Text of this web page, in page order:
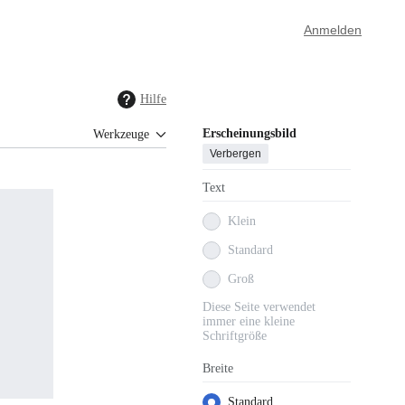
Anmelden
Hilfe
Werkzeuge Erscheinungsbild
Verbergen
Text
Klein
Standard
Groß
Diese Seite verwendet
immer eine kleine
Schriftgröße
Breite
Standard